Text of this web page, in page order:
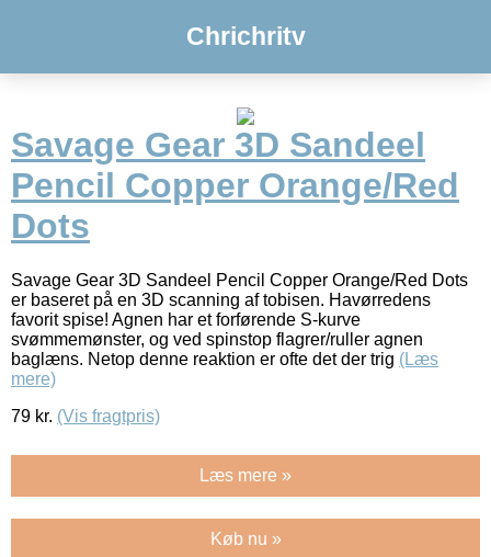
Chrichritv
Savage Gear 3D Sandeel
Pencil Copper Orange/Red
Dots
Savage Gear 3D Sandeel Pencil Copper Orange/Red Dots
er baseret på en 3D scanning af tobisen. Havørredens
favorit spise! Agnen har et forførende S-kurve
svømmemønster, og ved spinstop flagrer/ruller agnen
baglæns. Netop denne reaktion er ofte det der trig (Læs
mere)
79 kr. (Vis fragtpris)
Læs mere »
Køb nu »